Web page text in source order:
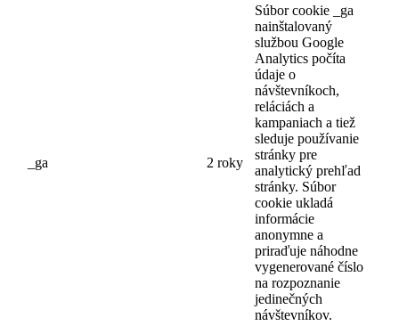
_ga 2 roky
Súbor cookie _ga
nainštalovaný
službou Google
Analytics počíta
údaje o
návštevníkoch,
reláciách a
kampaniach a tiež
sleduje používanie
stránky pre
analytický prehľad
stránky. Súbor
cookie ukladá
informácie
anonymne a
priraďuje náhodne
vygenerované číslo
na rozpoznanie
jedinečných
návštevníkov.